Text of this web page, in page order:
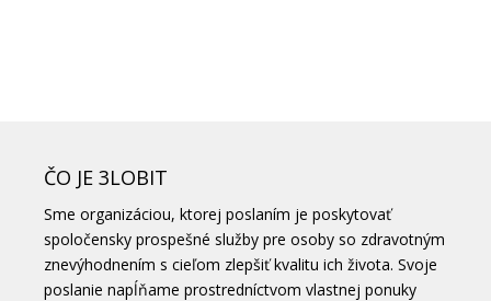
ČO JE 3LOBIT
Sme organizáciou, ktorej poslaním je poskytovať
spoločensky prospešné služby pre osoby so zdravotným
znevýhodnením s cieľom zlepšiť kvalitu ich života. Svoje
poslanie napĺňame prostredníctvom vlastnej ponuky